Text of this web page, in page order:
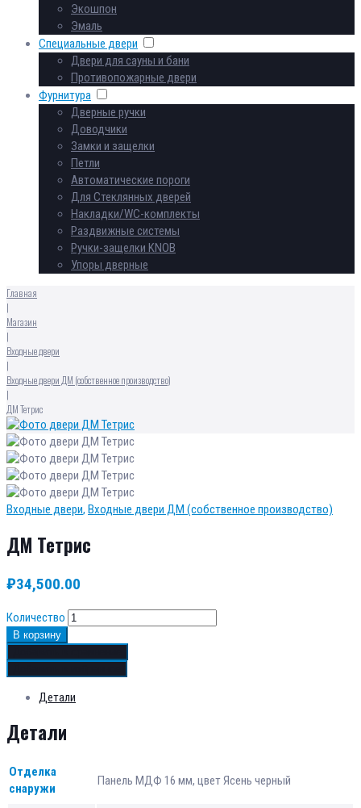
Экошпон
Эмаль
Специальные двери
Двери для сауны и бани
Противопожарные двери
Фурнитура
Дверные ручки
Доводчики
Замки и защелки
Петли
Автоматические пороги
Для Стеклянных дверей
Накладки/WC-комплекты
Раздвижные системы
Ручки-защелки KNOB
Упоры дверные
Главная
|
Магазин
|
Входные двери
|
Входные двери ДМ (собственное производство)
|
ДМ Тетрис
Входные двери, Входные двери ДМ (собственное производство)
ДМ Тетрис
₽34,500.00
Количество
В корзину
Детали
Детали
Отделка
снаружи
Панель МДФ 16 мм, цвет Ясень черный